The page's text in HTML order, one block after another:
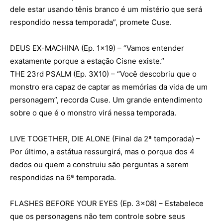
dele estar usando tênis branco é um mistério que será
respondido nessa temporada”, promete Cuse.
DEUS EX-MACHINA (Ep. 1×19) – “Vamos entender
exatamente porque a estação Cisne existe.”
THE 23rd PSALM (Ep. 3X10) – “Você descobriu que o
monstro era capaz de captar as memórias da vida de um
personagem”, recorda Cuse. Um grande entendimento
sobre o que é o monstro virá nessa temporada.
LIVE TOGETHER, DIE ALONE (Final da 2ª temporada) –
Por último, a estátua ressurgirá, mas o porque dos 4
dedos ou quem a construiu são perguntas a serem
respondidas na 6ª temporada.
FLASHES BEFORE YOUR EYES (Ep. 3×08) – Estabelece
que os personagens não tem controle sobre seus